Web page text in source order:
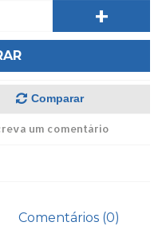
+
Comparar
um comentário
Comentários (0)